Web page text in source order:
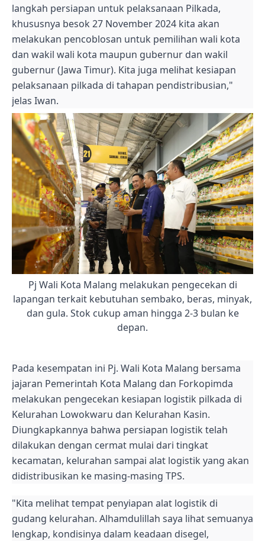
langkah persiapan untuk pelaksanaan Pilkada,
khususnya besok 27 November 2024 kita akan
melakukan pencoblosan untuk pemilihan wali kota
dan wakil wali kota maupun gubernur dan wakil
gubernur (Jawa Timur). Kita juga melihat kesiapan
pelaksanaan pilkada di tahapan pendistribusian,"
jelas Iwan.
Pj Wali Kota Malang melakukan pengecekan di
lapangan terkait kebutuhan sembako, beras, minyak,
dan gula. Stok cukup aman hingga 2-3 bulan ke
depan.
Pada kesempatan ini Pj. Wali Kota Malang bersama
jajaran Pemerintah Kota Malang dan Forkopimda
melakukan pengecekan kesiapan logistik pilkada di
Kelurahan Lowokwaru dan Kelurahan Kasin.
Diungkapkannya bahwa persiapan logistik telah
dilakukan dengan cermat mulai dari tingkat
kecamatan, kelurahan sampai alat logistik yang akan
didistribusikan ke masing-masing TPS.
"Kita melihat tempat penyiapan alat logistik di
gudang kelurahan. Alhamdulillah saya lihat semuanya
lengkap, kondisinya dalam keadaan disegel,